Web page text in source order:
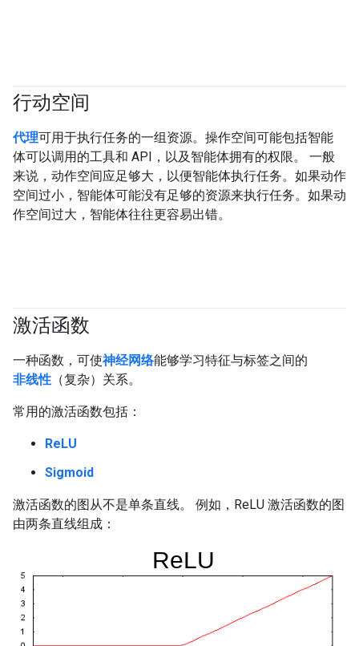
行动空间
代理可用于执行任务的一组资源。操作空间可能包括智能
体可以调用的工具和 API，以及智能体拥有的权限。 一般
来说，动作空间应足够大，以便智能体执行任务。如果动作
空间过小，智能体可能没有足够的资源来执行任务。如果动
作空间过大，智能体往往更容易出错。
激活函数
一种函数，可使神经网络能够学习特征与标签之间的
非线性 （复杂）关系。
常用的激活函数包括：
ReLU
Sigmoid
激活函数的图从不是单条直线。 例如，ReLU 激活函数的图
由两条直线组成：